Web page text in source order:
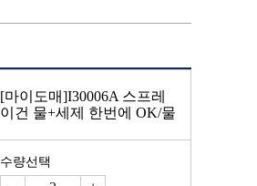
[마이도매]I30006A 스프레
이건 물+세제 한번에 OK/물
수량선택